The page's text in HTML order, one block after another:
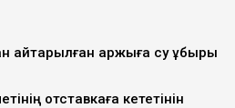
қайтарылған қаржыға су құбыры
отставкаға кететінін